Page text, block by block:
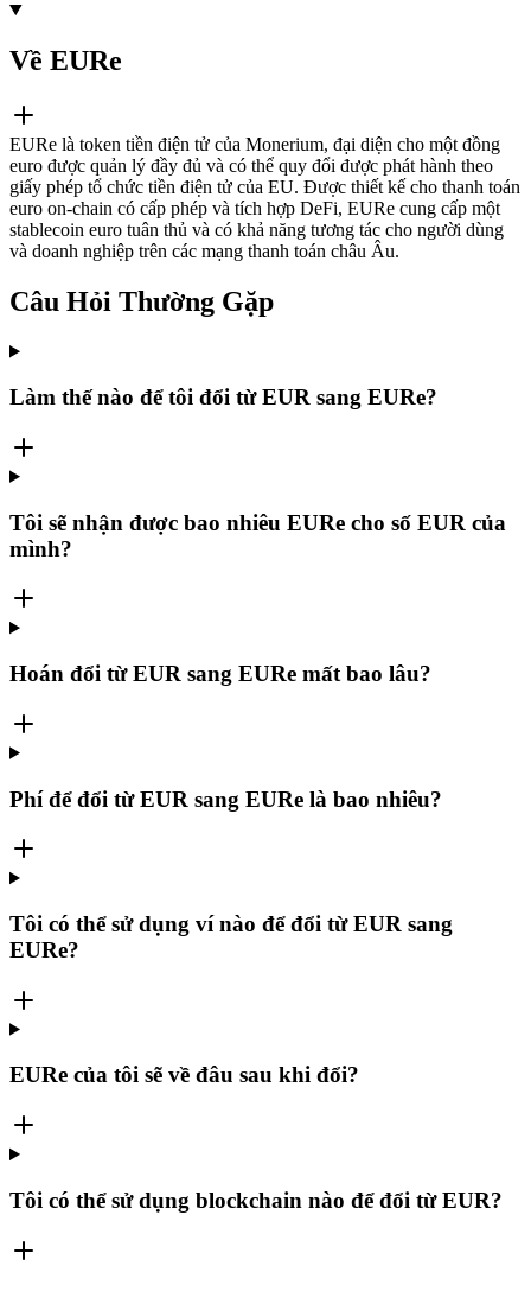
Về EURe
EURe là token tiền điện tử của Monerium, đại diện cho một đồng
euro được quản lý đầy đủ và có thể quy đổi được phát hành theo
giấy phép tổ chức tiền điện tử của EU. Được thiết kế cho thanh toán
euro on-chain có cấp phép và tích hợp DeFi, EURe cung cấp một
stablecoin euro tuân thủ và có khả năng tương tác cho người dùng
và doanh nghiệp trên các mạng thanh toán châu Âu.
Câu Hỏi Thường Gặp
Làm thế nào để tôi đổi từ EUR sang EURe?
Tôi sẽ nhận được bao nhiêu EURe cho số EUR của
mình?
Hoán đổi từ EUR sang EURe mất bao lâu?
Phí để đổi từ EUR sang EURe là bao nhiêu?
Tôi có thể sử dụng ví nào để đổi từ EUR sang
EURe?
EURe của tôi sẽ về đâu sau khi đổi?
Tôi có thể sử dụng blockchain nào để đổi từ EUR?